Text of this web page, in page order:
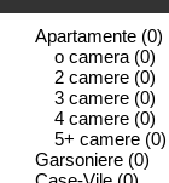
Apartamente (0)
o camera (0)
2 camere (0)
3 camere (0)
4 camere (0)
5+ camere (0)
Garsoniere (0)